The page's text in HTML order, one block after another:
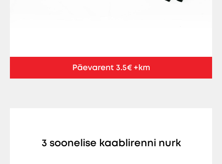
Päevarent 3.5€ +km
3 soonelise kaablirenni nurk